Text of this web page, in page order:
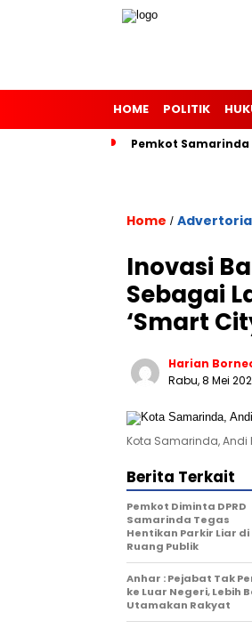
HOME POLITIK
Pemkot
Home /
Inovasi
Sebagai
‘Smart
Harian
Rabu, 8 Mei
Kota Samarinda,
Berita Terkait
Pemkot Diminta DPRD
Samarinda Tegas
Hentikan Parkir Liar di
Ruang Publik
Anhar : Pejabat Tak
ke Luar Negeri, Lebih
Utamakan Rakyat